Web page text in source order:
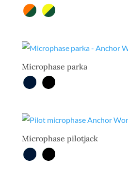
Microphase parka
Microphase pilotjack